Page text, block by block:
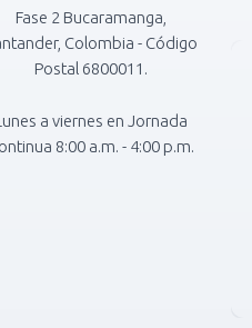
Fase 2 Bucaramanga,
Colombia - Código
Postal 6800011.
a viernes en Jornada
8:00 a.m. - 4:00 p.m.